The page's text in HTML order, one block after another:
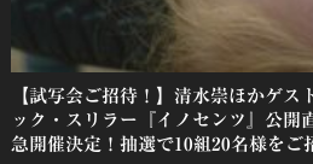
【試写会ご招待！】清水崇ほかゲス
ック・スリラー『イノセンツ』公開
急開催決定！抽選で10組20名様をご